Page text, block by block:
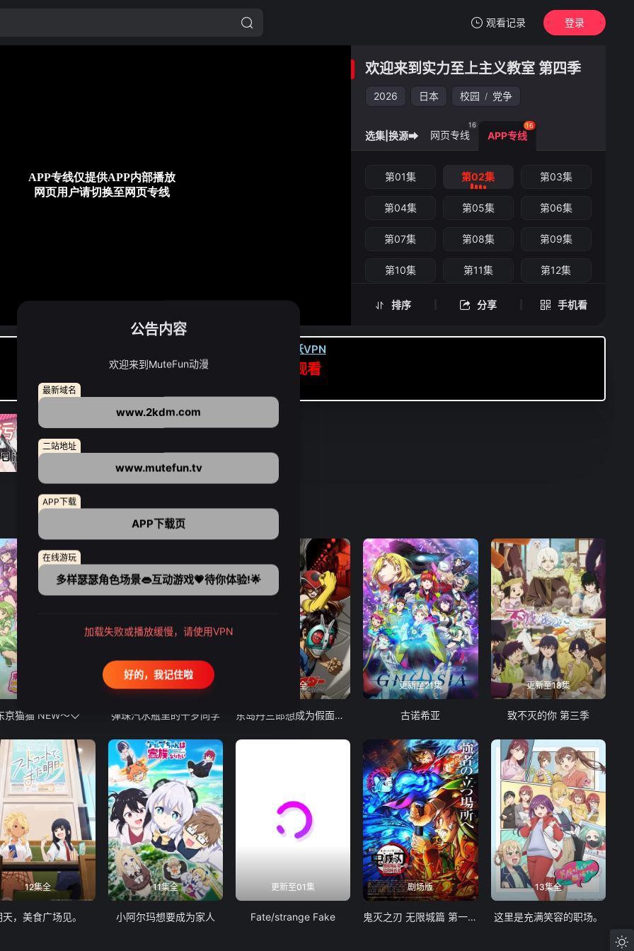
观看记录
我的观影记录
第02集
欢迎来到实力至上主义教室 第四季
登录
欢迎来到实力至上主义教室 第四季
2026 日本 校园 / 党争
排序 分享 手机看
欢迎来到实力至上主义教室 第四季 -第02集
手机扫一扫继续看
选集|换源➡ 网页专线
16
APP专线
16
第01集 第02集 第03集
第04集 第05集 第06集
第07集 第08集 第09集
第10集 第11集 第12集
第13集 第14集 第15集
下载虎跃VPN
APP高速专线可前往APP观看
京猫猫 NEW～♡ 弹珠汽水瓶里的千岁同学
24集全
东岛丹三郎想成为假面骑士
更新至21集
古诺希亚
更新至18集
致不灭的你 第三季
12集全
天，美食广场见。
11集全
小阿尔玛想要成为家人
更新至01集
Fate/strange Fake
剧场版
鬼灭之刃 无限城篇 第一章 猗窝座再袭
13集全
这里是充满笑容的职场。
公告内容
欢迎来到MuteFun动漫
最新域名
www.2kdm.com
二站地址
www.mutefun.tv
APP下载
APP下载页
在线游玩
多样瑟瑟角色场景👄互动游戏💗待你体验!🌟
加载失败或播放缓慢，请使用VPN
好的，我记住啦